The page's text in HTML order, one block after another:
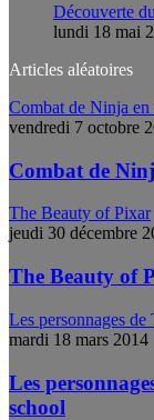
Découverte
lundi 18 mai
Articles aléatoires
Combat de Ninja en
vendredi 7 octobre
Combat de
The Beauty of Pixar
jeudi 30 décembre
The Beauty of
Les personnages
mardi 18 mars 2014
Les
school